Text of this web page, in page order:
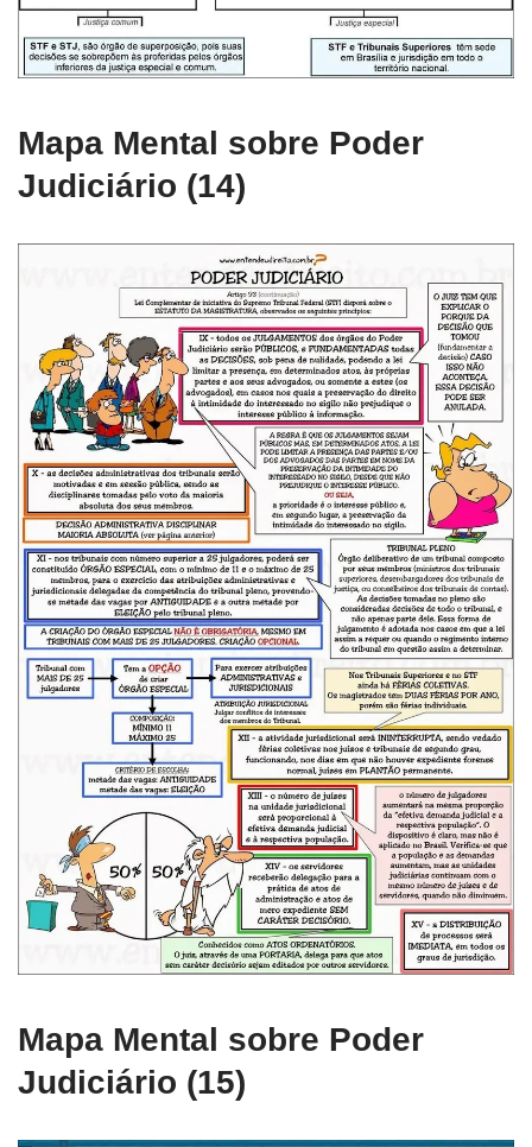
Mapa Mental sobre Poder
Judiciário (14)
Mapa Mental sobre Poder
Judiciário (15)